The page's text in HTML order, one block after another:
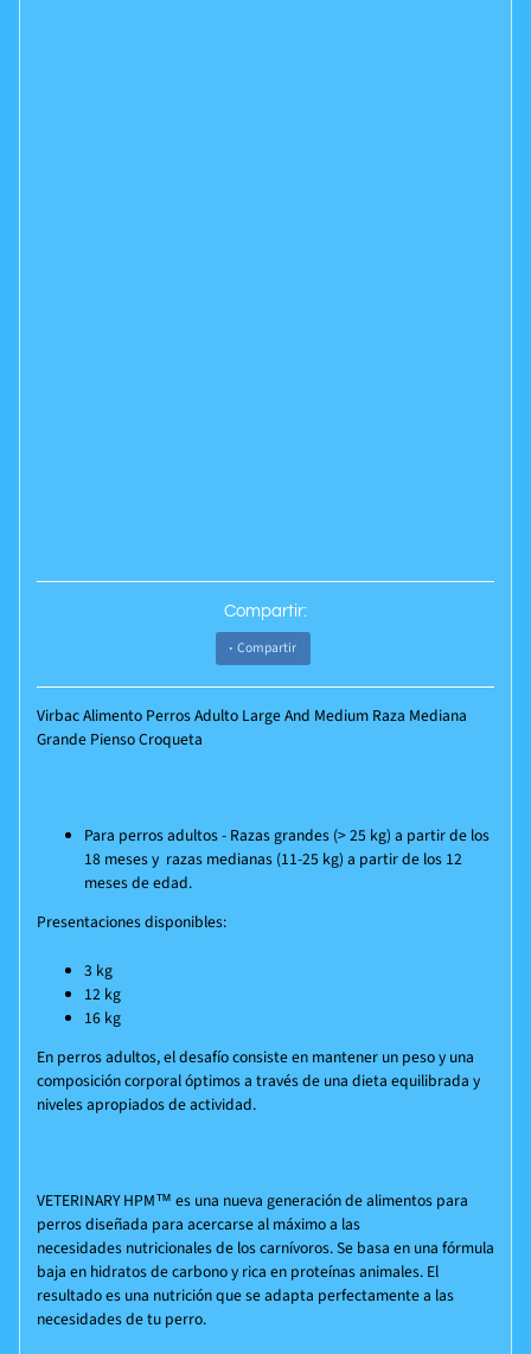
Compartir:
Compartir
Virbac Alimento Perros Adulto Large And Medium Raza Mediana
Grande Pienso Croqueta
Para perros adultos - Razas grandes (> 25 kg) a partir de los
18 meses y razas medianas (11-25 kg) a partir de los 12
meses de edad.
Presentaciones disponibles:
3 kg
12 kg
16 kg
En perros adultos, el desafío consiste en mantener un peso y una
composición corporal óptimos a través de una dieta equilibrada y
niveles apropiados de actividad.
VETERINARY HPM™ es una nueva generación de alimentos para
perros diseñada para acercarse al máximo a las
necesidades nutricionales de los carnívoros. Se basa en una fórmula
baja en hidratos de carbono y rica en proteínas animales. El
resultado es una nutrición que se adapta perfectamente a las
necesidades de tu perro.